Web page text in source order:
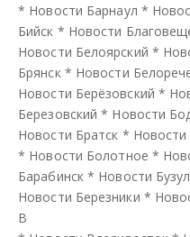
* Новости Барнаул *
Бийск * Новости
Новости Белоярский *
Брянск * Новости
Новости Берёзовский *
Березовский * Новости
Новости Братск *
* Новости Болотное *
Барабинск * Новости
Новости Березники *
В